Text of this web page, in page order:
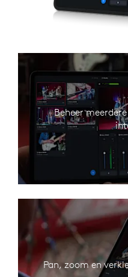
Beheer
Pan, zoom en